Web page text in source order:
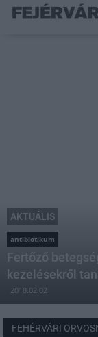
AKTUÁLIS
antibiotikum
Fertőző
kezelésekről
2018.02.02
FEHÉRVÁRI